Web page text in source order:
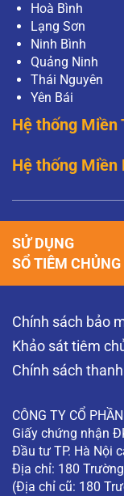
Hoà Bình
Lạng Sơn
Ninh Bình
Quảng Ninh
Thái Nguyên
Yên Bái
Hệ thống Miền
Hệ thống Miền
Chính sách bảo
Khảo sát tiêm
Chính sách
CÔNG TY CỔ
Giấy chứng nhận
Đầu tư TP. Hà Nội
Địa chỉ: 180
(Địa chỉ cũ: 180
SỬ DỤNG
SỔ TIÊM